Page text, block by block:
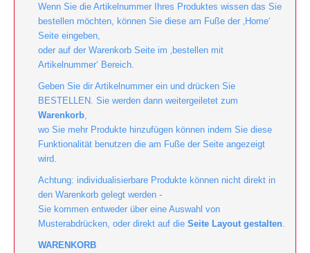
Wenn Sie die Artikelnummer Ihres Produktes wissen das Sie
bestellen möchten, können Sie diese am Fuße der ‚Home‘
Seite eingeben,
oder auf der Warenkorb Seite im ‚bestellen mit
Artikelnummer‘ Bereich.
Geben Sie dir Artikelnummer ein und drücken Sie
BESTELLEN. Sie werden dann weitergeiletet zum
Warenkorb,
wo Sie mehr Produkte hinzufügen können indem Sie diese
Funktionalität benutzen die am Fuße der Seite angezeigt
wird.
Achtung: individualisierbare Produkte können nicht direkt in
den Warenkorb gelegt werden -
Sie kommen entweder über eine Auswahl von
Musterabdrücken, oder direkt auf die Seite Layout gestalten.
WARENKORB